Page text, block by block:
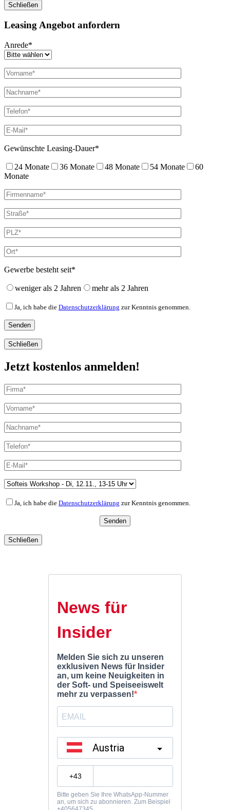
Schließen
Leasing Angebot anfordern
Anrede*
Gewünschte Leasing-Dauer*
24 Monate 36 Monate 48 Monate 54 Monate
60
Monate
Gewerbe besteht seit*
weniger als 2 Jahren mehr als 2 Jahren
Ja, ich habe die Datenschutzerklärung zur Kenntnis genommen.
Schließen
Jetzt kostenlos anmelden!
Ja, ich habe die Datenschutzerklärung zur Kenntnis genommen.
Schließen